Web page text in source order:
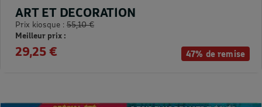
47% de remise
ART ET DECORATION
Prix kiosque : 55,10 €
Meilleur prix :
29,25 €